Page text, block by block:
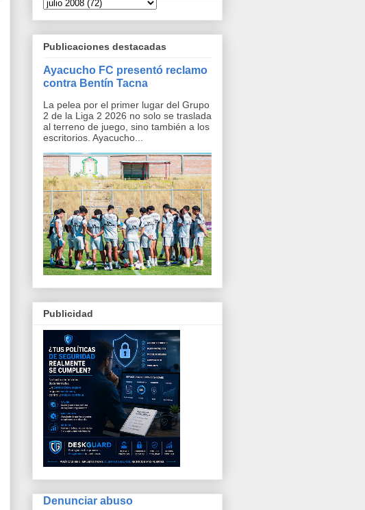
Publicaciones destacadas
Ayacucho FC presentó reclamo
contra Bentín Tacna
La pelea por el primer lugar del Grupo
2 de la Liga 2 2026 no solo se traslada
al terreno de juego, sino también a los
escritorios. Ayacucho...
Publicidad
Denunciar abuso